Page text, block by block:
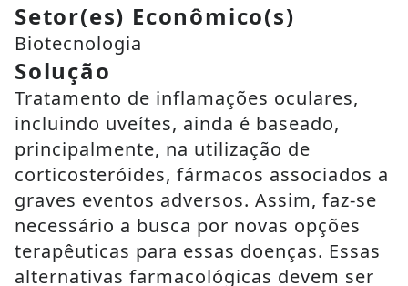
Setor(es) Econômico(s)
Biotecnologia
Solução
Tratamento de inflamações oculares,
incluindo uveítes, ainda é baseado,
principalmente, na utilização de
corticosteróides, fármacos associados a
graves eventos adversos. Assim, faz-se
necessário a busca por novas opções
terapêuticas para essas doenças. Essas
alternativas farmacológicas devem ser